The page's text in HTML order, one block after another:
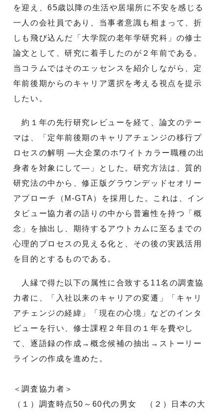
を迎え、65歳以降の生活や居場所に不安を感じる
一人の会社員であり、当事者意識も相まって、折
しも飛び込んだ「大学院の老年学研究科」の修士
論文として、研究に着手したのが２年前である。
当コラムではそのエッセンスを紹介しながら、定
年前後期からのキャリア選択を考える視点を提示
したい。
約１年の先行研究レビューを経て、論文のテー
マは、「定年前後期のキャリアチェンジの移行プ
ロセスの解明 ―大企業のホワイトカラー職種の出
身者を対象にして―」とした。研究方法は、質的
研究法の中から、修正版グラウンデッドセオリー
アプローチ（M-GTA）を採用した。これは、イン
タビュー協力者の語りの中から普遍性を持つ「概
念」を抽出し、期待するアウトカムに至るまでの
心理的プロセスの見える化と、その後の実践活用
を目的とするものである。
人縁で得た以下の属性に合致する11名の調査協
力者に、「入社以来のキャリアの変遷」「キャリ
アチェンジの経緯」「現在の心境」などのインタ
ビューを行い、修士課程２年目の１年を費やし
て、逐語録の作成→概念候補の抽出→ストーリー
ラインの作成を進めた。
＜調査協力者＞
（１）調査時点50～60代の男女 （２）日本の大